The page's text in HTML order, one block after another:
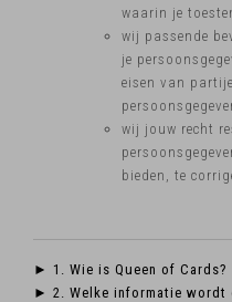
waarin je
wij passende
je
eisen van
wij jouw recht
bieden, te
► 1. Wie is Queen of Cards?
► 2. Welke informatie wordt